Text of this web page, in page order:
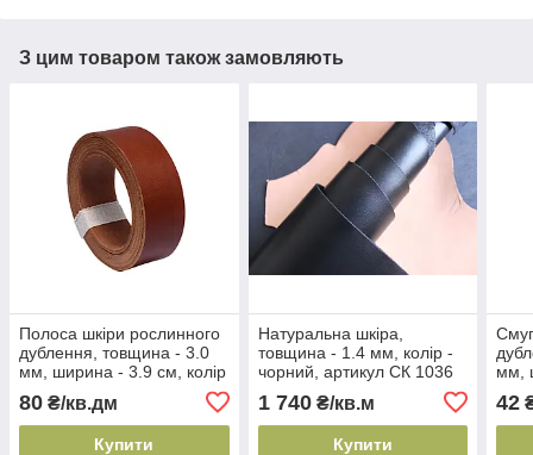
З цим товаром також замовляють
Полоса шкіри рослинного
дублення, товщина - 3.0
мм, ширина - 3.9 см, колір
- рижий, артикул СК 1690
С
80 ₴/кв.дм
Купити
Натуральна шкіра,
товщина - 1.4 мм, колір -
чорний, артикул СК 1036
1 740₴/кв.м
Купити
мм,
С
42